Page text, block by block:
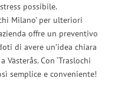
possibile.
Milano’ per ulteriori
offre un preventivo
di avere un’idea chiara
Con ‘Traslochi
semplice e conveniente!